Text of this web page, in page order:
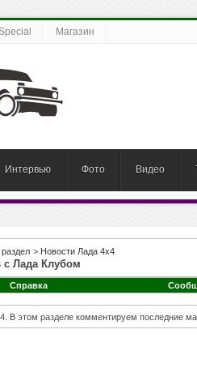
Магазин
Интервью Фото Видео
> Новости Лада 4х4
с Лада Клубом
Справка
В этом разделе комментируем последние